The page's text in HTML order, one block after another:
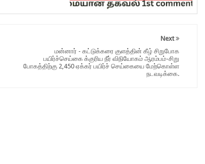
Next
மன்னார் - கட்டுக்கரை குளத்தின் கீழ் சிறுபோக
பயிர்ச்செய்கை க்குரிய நீர் விநியோகம் ஆரம்பம்-சிறு
போகத்திற்கு 2,450 ஏக்கர் பயிர்ச் செய்கையை மேற்கொள்ள
நடவடிக்கை.